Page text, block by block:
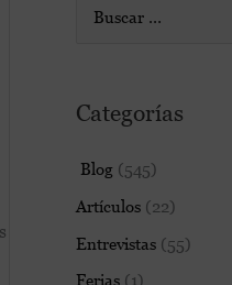
c
o
Categorías
Blog (545)
Artículos(22)
Entrevistas(55)
Ferias(1)